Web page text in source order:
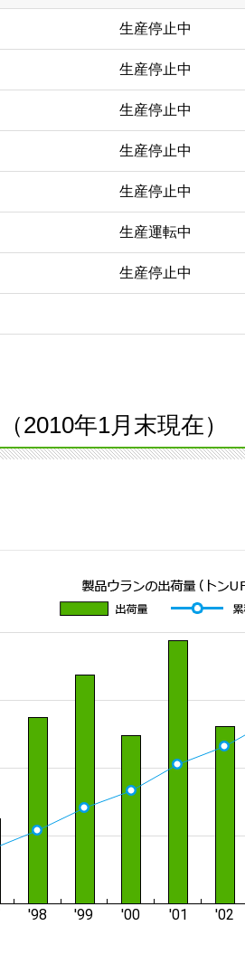
生産停止中
生産停止中
生産停止中
生産停止中
生産停止中
生産運転中
生産停止中
（2010年1月末現在）